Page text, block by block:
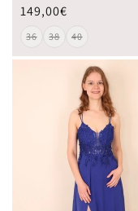
149,00€
36 38 40